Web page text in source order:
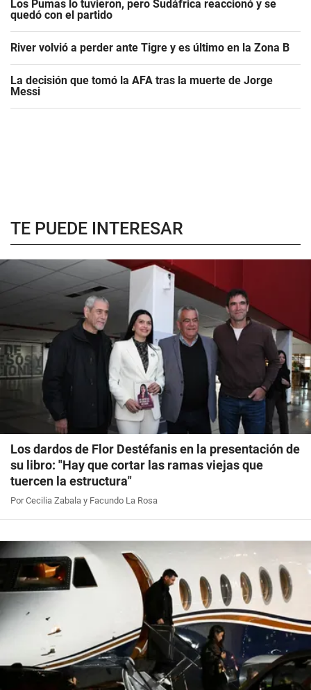
Los Pumas lo tuvieron, pero Sudáfrica reaccionó y se
quedó con el partido
River volvió a perder ante Tigre y es último en la Zona B
La decisión que tomó la AFA tras la muerte de Jorge
Messi
TE PUEDE INTERESAR
Los dardos de Flor Destéfanis en la presentación de
su libro: "Hay que cortar las ramas viejas que
tuercen la estructura"
Por Cecilia Zabala y Facundo La Rosa